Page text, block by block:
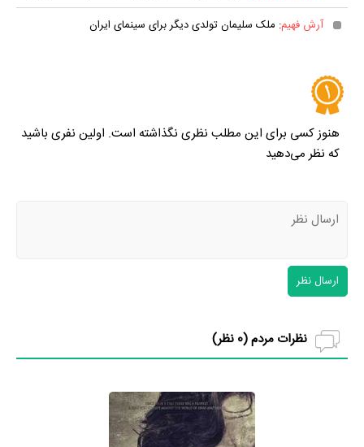
آرش فهیم: ملک سلیمان تولدی دیگر برای سینمای ایران
هنوز کسی برای این مطلب نظری نگذاشته است. اولین نفری باشید
که نظر می‌دهید
ارسال نظر
نظرات مردم (0 نظر)